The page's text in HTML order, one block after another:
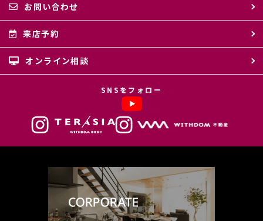
研究開発
(4) ウェブサイトシステム管理会社（以下「サイト管理会社」といいま
す。）への提供。
なお、当社は、サイト管理会社が提供するサービス改善に必要な範囲
いて管理されることとなります。
サイト管理会社は、そのサービスの改善・向上を目指すことに加え、メ
ールマガジンなどによる情報提供、お客様による購買の分析をして、当
社の事業運営を改善するために、個人データ（お客様が指定された他の
方の宛先情報を除く）を利用します。
４．お客様情報の第三者への開示・提供
当社は、前項3．の利用目的に記載した場合及び以下のいずれかに該当
お問い合わせ
来店予約
オンライン相談
SNSをフォロー